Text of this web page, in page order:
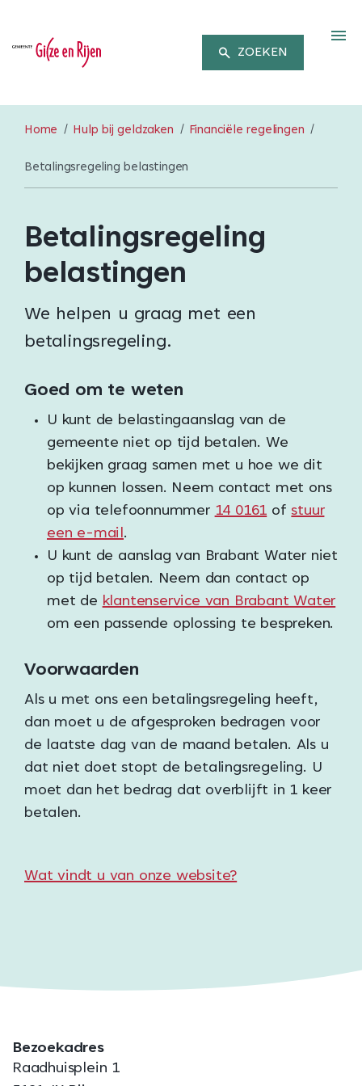
ZOEKEN
Home Hulp bij geldzaken Financiële regelingen
Betalingsregeling belastingen
Betalingsregeling
belastingen
We helpen u graag met een
betalingsregeling.
Goed om te weten
U kunt de belastingaanslag van de
gemeente niet op tijd betalen. We
bekijken graag samen met u hoe we dit
op kunnen lossen. Neem contact met ons
op via telefoonnummer 14 0161 of stuur
een e-mail.
U kunt de aanslag van Brabant Water niet
op tijd betalen. Neem dan contact op
met de klantenservice van Brabant Water
om een passende oplossing te bespreken.
Voorwaarden
Als u met ons een betalingsregeling heeft,
dan moet u de afgesproken bedragen voor
de laatste dag van de maand betalen. Als u
dat niet doet stopt de betalingsregeling. U
moet dan het bedrag dat overblijft in 1 keer
betalen.
Wat vindt u van onze website?
Bezoekadres
Raadhuisplein 1